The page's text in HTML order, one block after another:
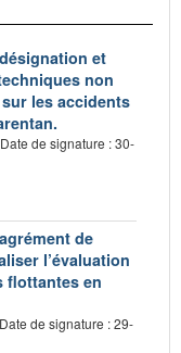
et
non
les accidents
Date de signature : 30-
de
l’évaluation
flottantes en
Date de signature : 29-